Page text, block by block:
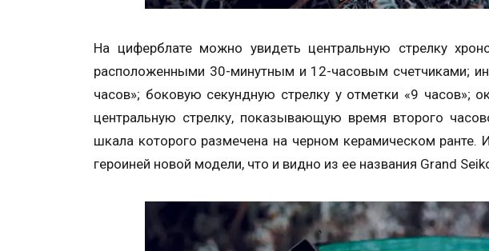
На циферблате можно увидеть центральную стрелку
расположенными 30-минутным и 12-часовым счетчиками;
часов»; боковую секундную стрелку у отметки «9 часов»;
центральную стрелку, показывающую время второго
шкала которого размечена на черном керамическом ранте.
героиней новой модели, что и видно из ее названия Grand